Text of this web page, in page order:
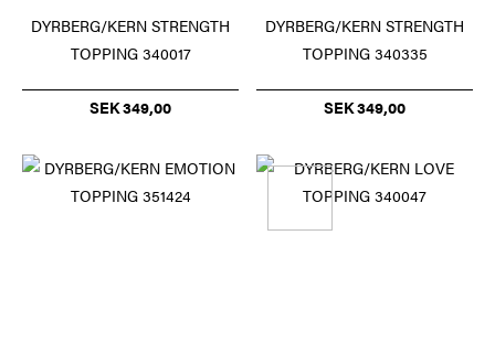
DYRBERG/KERN STRENGTH
TOPPING 340017
SEK 349,00
DYRBERG/KERN STRENGTH
TOPPING 340335
SEK 349,00